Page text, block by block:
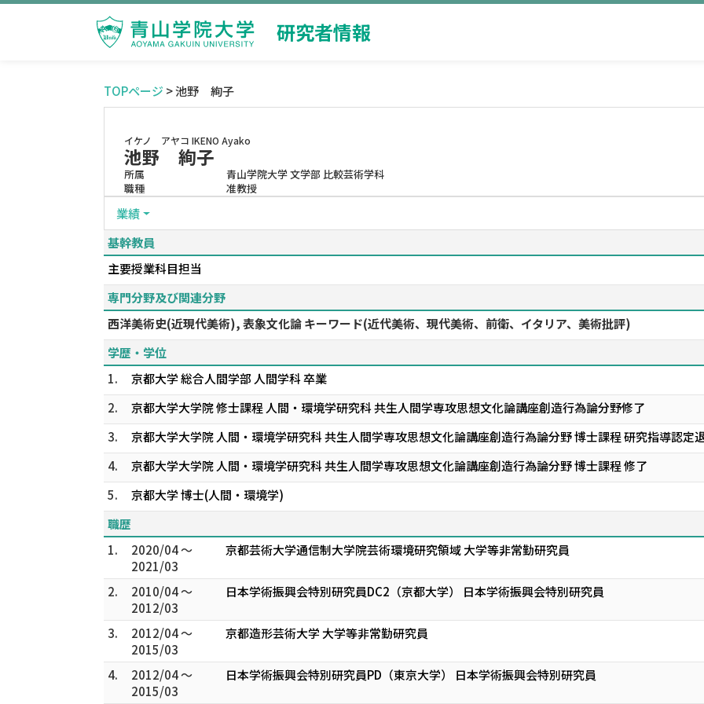
研究者情報
TOPページ > 池野 絢子
イケノ アヤコ IKENO Ayako
池野 絢子
所属
青山学院大学 文学部 比較芸術学科
職種
准教授
業績
基幹教員
主要授業科目担当
専門分野及び関連分野
西洋美術史(近現代美術), 表象文化論 キーワード(近代美術、現代美術、前衛、イタリア、美術批評)
学歴・学位
1.
京都大学 総合人間学部 人間学科 卒業
2.
京都大学大学院 修士課程 人間・環境学研究科 共生人間学専攻思想文化論講座創造行為論分野修了
3.
京都大学大学院 人間・環境学研究科 共生人間学専攻思想文化論講座創造行為論分野 博士課程 研究指導認定
4.
京都大学大学院 人間・環境学研究科 共生人間学専攻思想文化論講座創造行為論分野 博士課程 修了
5.
京都大学 博士(人間・環境学)
職歴
1.
2020/04 ～
2021/03
京都芸術大学通信制大学院芸術環境研究領域 大学等非常勤研究員
2.
2010/04 ～
2012/03
日本学術振興会特別研究員DC2（京都大学） 日本学術振興会特別研究員
3.
2012/04 ～
2015/03
京都造形芸術大学 大学等非常勤研究員
4.
2012/04 ～
2015/03
日本学術振興会特別研究員PD（東京大学） 日本学術振興会特別研究員